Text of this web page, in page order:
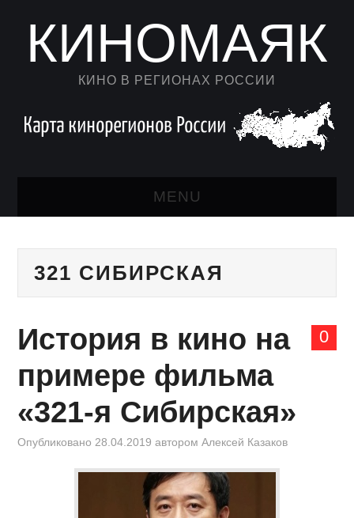
КИНОМАЯК
КИНО В РЕГИОНАХ РОССИИ
MENU
КАЛЕНДАРЬ
КИНОЗАЛ
ФИЛЬМЫ
КОНТАКТЫ
321 СИБИРСКАЯ
0
История в кино на
примере фильма
«321-я Сибирская»
Опубликовано 28.04.2019 авторомАлексей Казаков